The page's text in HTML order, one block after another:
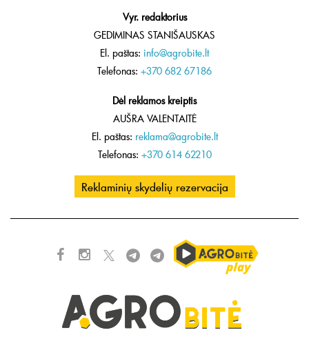
Vyr. redaktorius
GEDIMINAS STANIŠAUSKAS
El. paštas: info@agrobite.lt
Telefonas: +370 682 67186
Dėl reklamos kreiptis
AUŠRA VALENTAITĖ
El. paštas: reklama@agrobite.lt
Telefonas: +370 614 62210
Reklaminių skydelių rezervacija